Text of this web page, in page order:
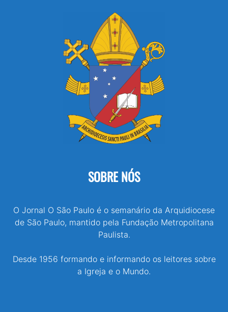
SOBRE NÓS
O Jornal O São Paulo é o semanário da Arquidiocese
de São Paulo, mantido pela Fundação Metropolitana
Paulista.
Desde 1956 formando e informando os leitores sobre
a Igreja e o Mundo.